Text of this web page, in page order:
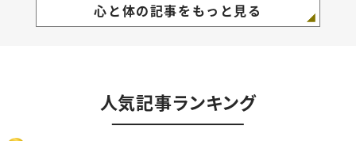
心と体の記事をもっと見る
人気記事ランキング